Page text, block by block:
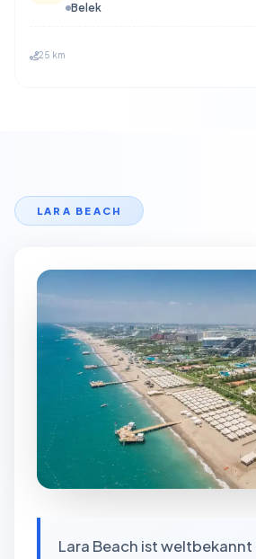
Belek
25 km
LARA BEACH
Lara Beach ist weltbekannt